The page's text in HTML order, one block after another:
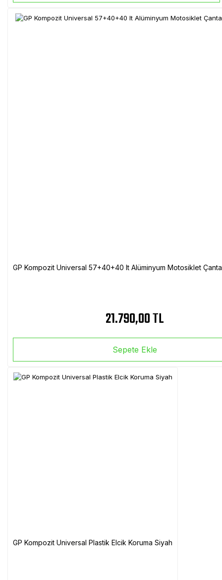
GP Kompozit Universal 57+40+40 lt Alüminyum Motosiklet
21.790,00 TL
Sepete Ekle
GP Kompozit Universal Plastik Elcik Koruma Siyah